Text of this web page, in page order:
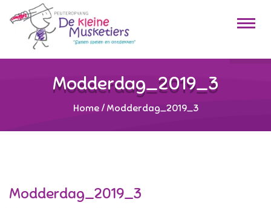
Modderdag_2019_3
Home / Modderdag_2019_3
Modderdag_2019_3